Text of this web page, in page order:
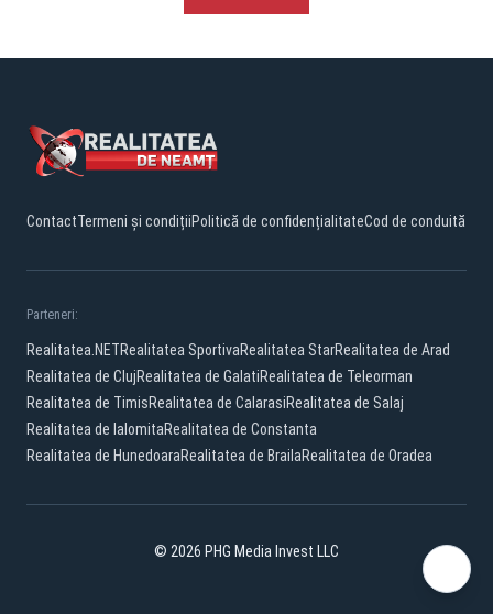
ContactTermeni și condițiiPolitică de confidențialitateCod de conduită
Parteneri:
Realitatea.NETRealitatea SportivaRealitatea StarRealitatea de Arad
Realitatea de ClujRealitatea de GalatiRealitatea de Teleorman
Realitatea de TimisRealitatea de CalarasiRealitatea de Salaj
Realitatea de IalomitaRealitatea de Constanta
Realitatea de HunedoaraRealitatea de BrailaRealitatea de Oradea
© 2026 PHG Media Invest LLC